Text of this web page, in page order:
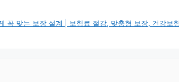
꼭 맞는 보장 설계 | 보험료 절감, 맞춤형 보장, 건강보